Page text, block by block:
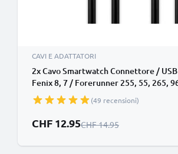
CAVI E ADATTATORI
2x Cavo Smartwatch Connettore /
Fenix 8, 7 / Forerunner 255, 55, 265,
Vivoactive 5 / Venu 3, 3S, 2 / Enduro 3
dati e ricarica nero, PVC, 1m marca
(49 recensioni)
Prezzo speciale
CHF 12.95Prezzo normale
CHF 14.95